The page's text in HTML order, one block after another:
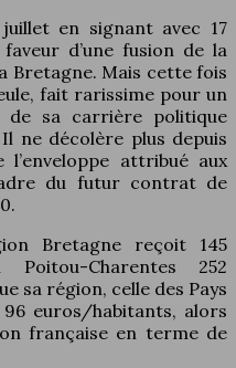
en signant avec 17
d’une fusion de la
Bretagne. Mais cette fois
fait rarissime pour un
sa carrière politique
ne décolère plus depuis
l’enveloppe attribué aux
du futur contrat de
Bretagne reçoit 145
Charentes 252
sa région, celle des Pays
euros/habitants, alors
française en terme de